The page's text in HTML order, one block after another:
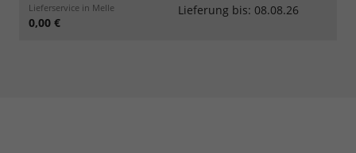
Lieferservice in Melle
0,00 €
Lieferung bis: 08.08.26